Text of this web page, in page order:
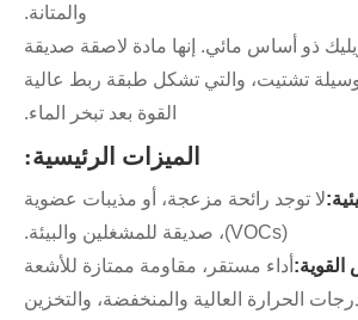
والمتانة.
ذو أساس مائي. إنها مادة لاصقة صديقة
كوسيلة تشتيت، والتي تشكل طبقة ربط عالية
القوة بعد تبخر الماء.
الميزات الرئيسية:
لا توجد رائحة مزعجة، أو مذيبات عضوية
(VOCs)، صديقة للمشغلين والبيئة.
أداء مستقر، مقاومة ممتازة للأشعة
الحرارة العالية والمنخفضة، والتخزين